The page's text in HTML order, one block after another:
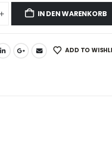
IN DEN WARENKORB
ADD TO